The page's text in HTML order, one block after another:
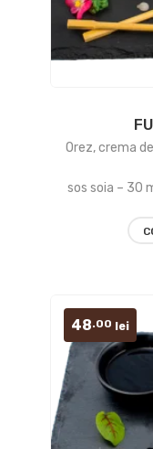
Orez, crema
sos soia – 30
48.00 lei